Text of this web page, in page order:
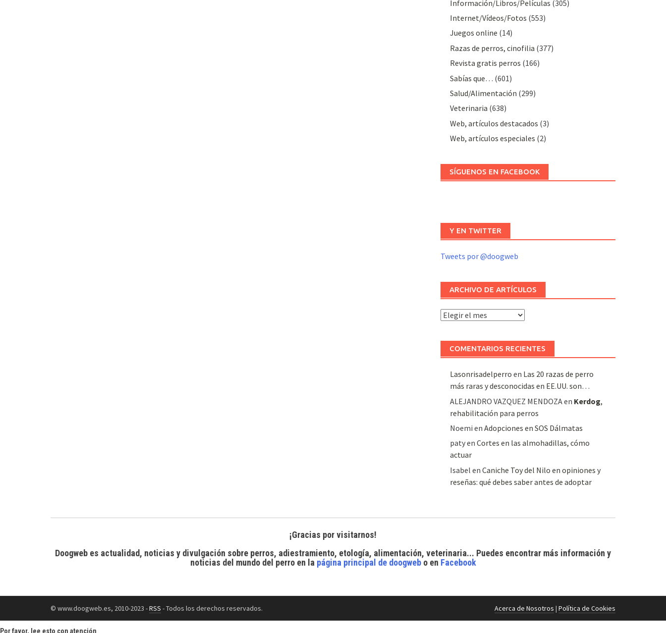
Información/Libros/Películas (305)
Internet/Vídeos/Fotos (553)
Juegos online (14)
Razas de perros, cinofilia (377)
Revista gratis perros (166)
Sabías que… (601)
Salud/Alimentación (299)
Veterinaria (638)
Web, artículos destacados (3)
Web, artículos especiales (2)
SÍGUENOS EN FACEBOOK
Y EN TWITTER
Tweets por @doogweb
ARCHIVO DE ARTÍCULOS
Archivo
artículos
COMENTARIOS RECIENTES
Lasonrisadelperro en Las 20 razas de perro
más raras y desconocidas en EE.UU. son…
ALEJANDRO VAZQUEZ MENDOZAen Kerdog,
rehabilitación para perros
Noemi en Adopciones en SOS Dálmatas
patyen Cortes en las almohadillas, cómo
actuar
Isabel en Caniche Toy del Nilo en opiniones y
reseñas: qué debes saber antes de adoptar
¡Gracias por visitarnos!
Doogweb es actualidad, noticias y divulgación sobre perros, adiestramiento, etología, alimentación, veterinaria... Puedes encontrar más información y
noticias del mundo del perroen la página principal de doogwebo en Facebook
© www.doogweb.es, 2010-2023 -RSS - Todos los derechos reservados. Acerca de Nosotros | Política de Cookies
Por favor, lee esto con atención